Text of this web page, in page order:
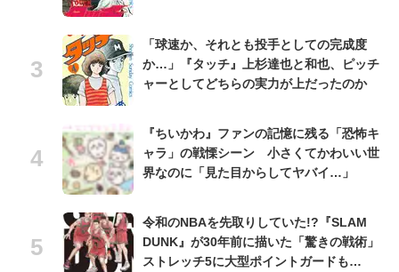
「球速か、それとも投手としての完成度
か…」『タッチ』上杉達也と和也、ピッチ
ャーとしてどちらの実力が上だったのか
『ちいかわ』ファンの記憶に残る「恐怖キ
ャラ」の戦慄シーン 小さくてかわいい世
界なのに「見た目からしてヤバイ…」
令和のNBAを先取りしていた!?『SLAM
DUNK』が30年前に描いた「驚きの戦術」
ストレッチ5に大型ポイントガードも…